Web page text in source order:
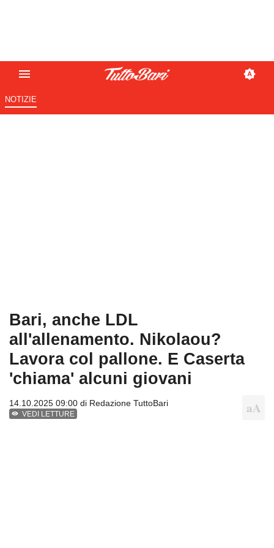
NOTIZIE
Bari, anche LDL
all'allenamento. Nikolaou?
Lavora col pallone. E Caserta
'chiama' alcuni giovani
14.10.2025 09:00 di Redazione TuttoBari
VEDI LETTURE